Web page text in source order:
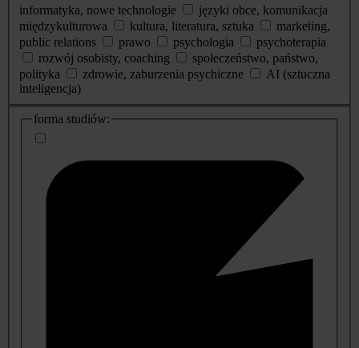
informatyka, nowe technologie
języki obce, komunikacja
międzykulturowa
kultura, literatura, sztuka
marketing,
public relations
prawo psychologia
psychoterapia
rozwój osobisty, coaching
społeczeństwo, państwo,
polityka
zdrowie, zaburzenia psychiczne
AI (sztuczna
inteligencja)
dodatkowe
informacje
forma studiów: